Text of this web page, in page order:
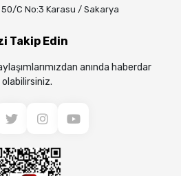
50/C No:3 Karasu / Sakarya
Takip Edin
anında haberdar
olabilirsiniz.